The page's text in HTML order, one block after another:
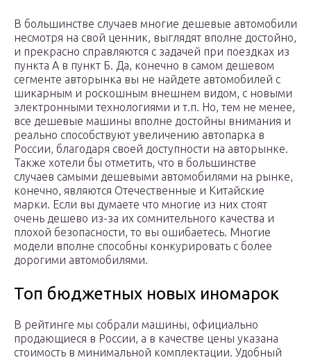
В большинстве случаев многие дешевые автомобили
несмотря на свой ценник, выглядят вполне достойно,
и прекрасно справляются с задачей при поездках из
пункта А в пункт Б. Да, конечно в самом дешевом
сегменте авторынка вы не найдете автомобилей с
шикарным и роскошным внешнем видом, с новыми
электронными технологиями и т.п. Но, тем не менее,
все дешевые машины вполне достойны внимания и
реально способствуют увеличению автопарка в
России, благодаря своей доступности на авторынке.
Также хотели бы отметить, что в большинстве
случаев самыми дешевыми автомобилями на рынке,
конечно, являются Отечественные и Китайские
марки. Если вы думаете что многие из них стоят
очень дешево из-за их сомнительного качества и
плохой безопасности, то вы ошибаетесь. Многие
модели вполне способны конкурировать с более
дорогими автомобилями.
Топ бюджетных новых иномарок
В рейтинге мы собрали машины, официально
продающиеся в России, а в качестве цены указана
стоимость в минимальной комплектации. Удобный